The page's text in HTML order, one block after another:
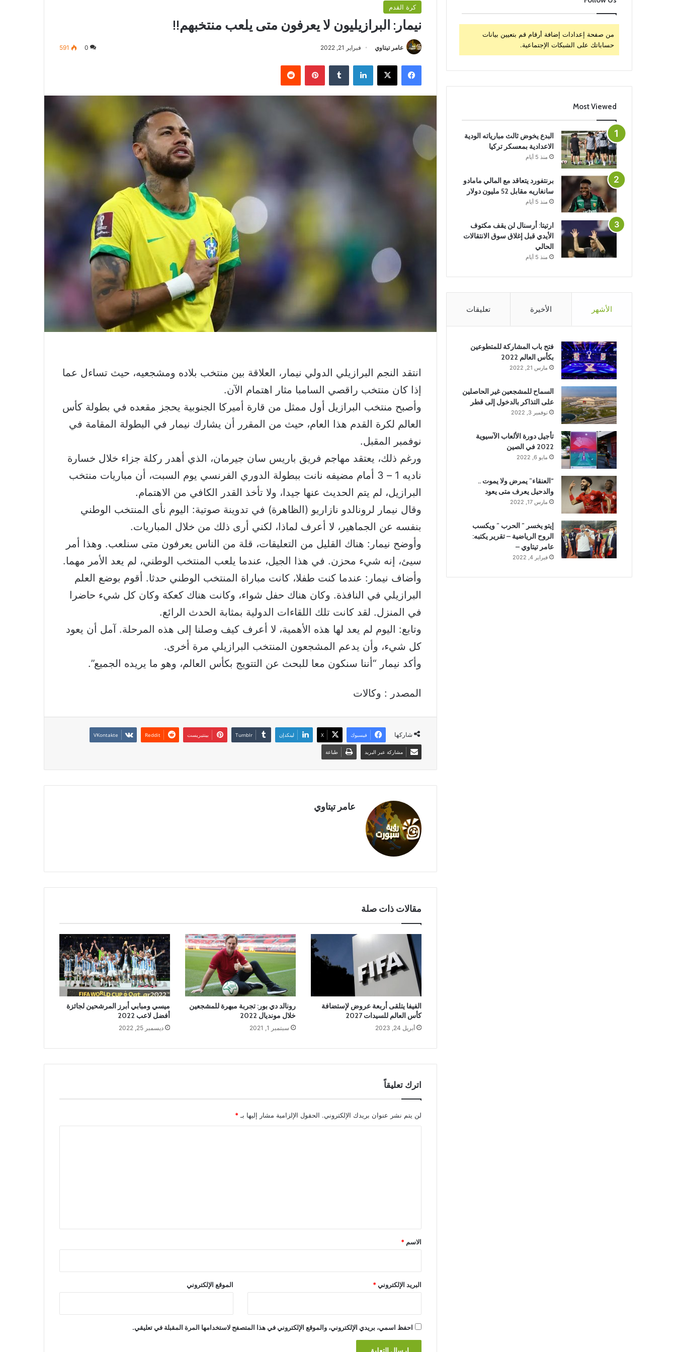
كرة القدم
نيمار: البرازيليون لا يعرفون متى يلعب منتخبهم!!
عامر تيتاوي فبراير 21, 2022 0
591
فيسبوك ‫X لينكدإن بينتيريست
انتقد النجم البرازيلي الدولي نيمار، العلاقة بين منتخب بلاده ومشجعيه، حيث تساءل عما
إذا كان منتخب راقصي السامبا مثار اهتمام الآن.
وأصبح منتخب البرازيل أول ممثل من قارة أميركا الجنوبية يحجز مقعده في بطولة كأس
العالم لكرة القدم هذا العام، حيث من المقرر أن يشارك نيمار في البطولة المقامة في
نوفمبر المقبل.
ورغم ذلك، يعتقد مهاجم فريق باريس سان جيرمان، الذي أهدر ركلة جزاء خلال خسارة
ناديه 1 – 3 أمام مضيفه نانت ببطولة الدوري الفرنسي يوم السبت، أن مباريات منتخب
البرازيل، لم يتم الحديث عنها جيدا، ولا تأخذ القدر الكافي من الاهتمام.
وقال نيمار لرونالدو نازاريو (الظاهرة) في تدوينة صوتية: اليوم نأى المنتخب الوطني
بنفسه عن الجماهير، لا أعرف لماذا، لكني أرى ذلك من خلال المباريات.
وأوضح نيمار: هناك القليل من التعليقات، قلة من الناس يعرفون متى سنلعب. وهذا أمر
سيئ، إنه شيء محزن. في هذا الجيل، عندما يلعب المنتخب الوطني، لم يعد الأمر مهما.
وأضاف نيمار: عندما كنت طفلا، كانت مباراة المنتخب الوطني حدثا. أقوم بوضع العلم
البرازيلي في النافذة. وكان هناك حفل شواء، وكانت هناك كعكة وكان كل شيء حاضرا
في المنزل. لقد كانت تلك اللقاءات الدولية بمثابة الحدث الرائع.
وتابع: اليوم لم يعد لها هذه الأهمية، لا أعرف كيف وصلنا إلى هذه المرحلة. آمل أن يعود
كل شيء، وأن يدعم المشجعون المنتخب البرازيلي مرة أخرى.
وأكد نيمار “أننا سنكون معا للبحث عن التتويج بكأس العالم، وهو ما يريده الجميع”.
المصدر : وكالات
شاركها فيسبوك ‫X لينكدإن بينتيريست
مشاركة عبر البريد طباعة
عامر تيتاوي
مقالات ذات صلة
الفيفا يتلقى أربعة عروض لإستضافة
كأس العالم للسيدات 2027
أبريل 24, 2023
رونالد دي بور: تجربة مبهرة للمشجعين
خلال مونديال 2022
سبتمبر 1, 2021
ميسي ومبابي أبرز المرشحين لجائزة
أفضل لاعب 2022
ديسمبر 25, 2022
اترك تعليقاً
لن يتم نشر عنوان بريدك الإلكتروني. الحقول الإلزامية مشار إليها بـ*
*
الاسم *
البريد الإلكتروني* الموقع الإلكتروني
احفظ اسمي، بريدي الإلكتروني، والموقع الإلكتروني في هذا المتصفح لاستخدامها المرة المقبلة في تعليقي.
من صفحة إعدادات إضافة أرقام قم بتعيين بيانات
حساباتك على الشبكات الإجتماعية.
Most Viewed
البدع يخوض ثالث مبارياته الودية
الاعدادية بمعسكر تركيا
منذ 5 أيام
برنتفورد يتعاقد مع المالي مامادو
سانغاريه مقابل 52 مليون دولار
منذ 5 أيام
ارتيتا: أرسنال لن يقف مكتوف
الأيدي قبل إغلاق سوق الانتقالات
الحالي
منذ 5 أيام
الأشهر الأخيرة تعليقات
فتح باب المشاركة للمتطوعين
بكأس العالم 2022
مارس 21, 2022
السماح للمشجعين غير الحاصلين
على التذاكر بالدخول إلى قطر
نوفمبر 3, 2022
تأجيل دورة الألعاب الآسيوية
2022 في الصين
مايو 6, 2022
“العنقاء” يمرض ولا يموت ..
والدحيل يعرف متى يعود
مارس 17, 2022
إيتو يخسر ” الحرب ” ويكسب
الروح الرياضية – تقرير يكتبه:
عامر تيتاوي –
فبراير 4, 2022